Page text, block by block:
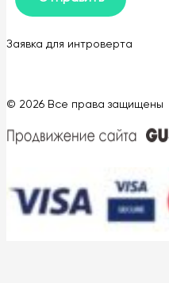
Заявка для интроверта
© 2026 Все права защищены